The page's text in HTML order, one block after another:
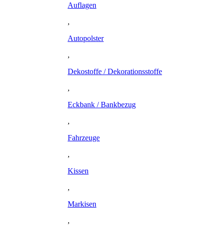
Auflagen
,
Autopolster
,
Dekostoffe / Dekorationsstoffe
,
Eckbank / Bankbezug
,
Fahrzeuge
,
Kissen
,
Markisen
,